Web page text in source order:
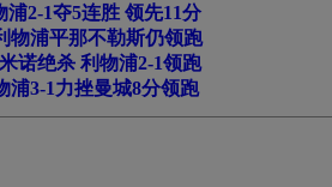
2-1夺5连胜 领先11分
物浦平那不勒斯仍领跑
诺绝杀 利物浦2-1领跑
浦3-1力挫曼城8分领跑